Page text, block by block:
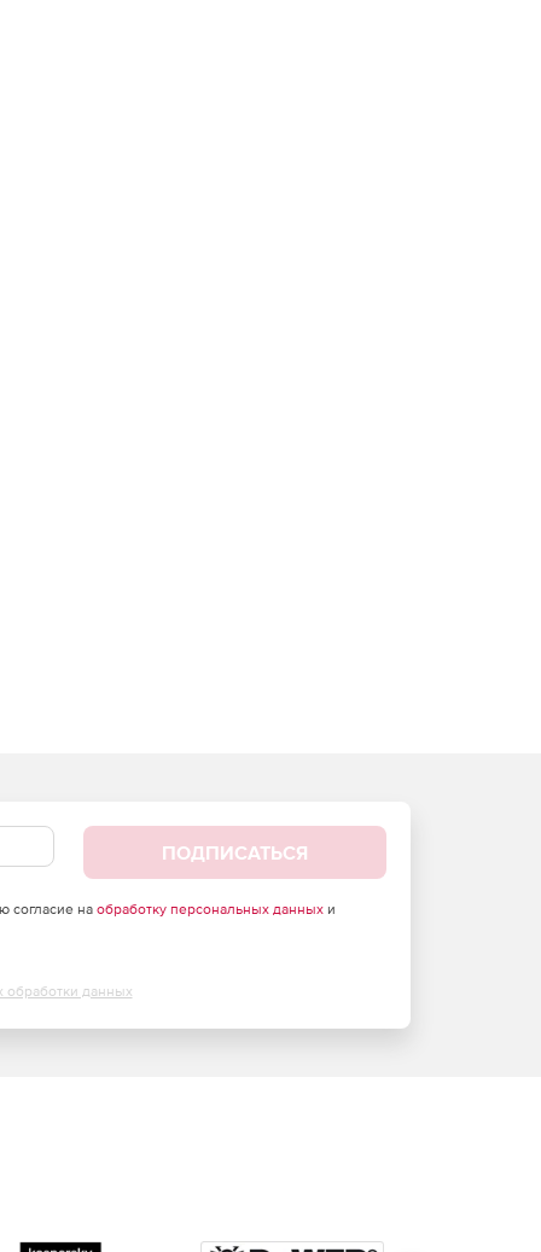
ПОДПИСАТЬСЯ
согласие на обработку персональных данныхи
обработки данных